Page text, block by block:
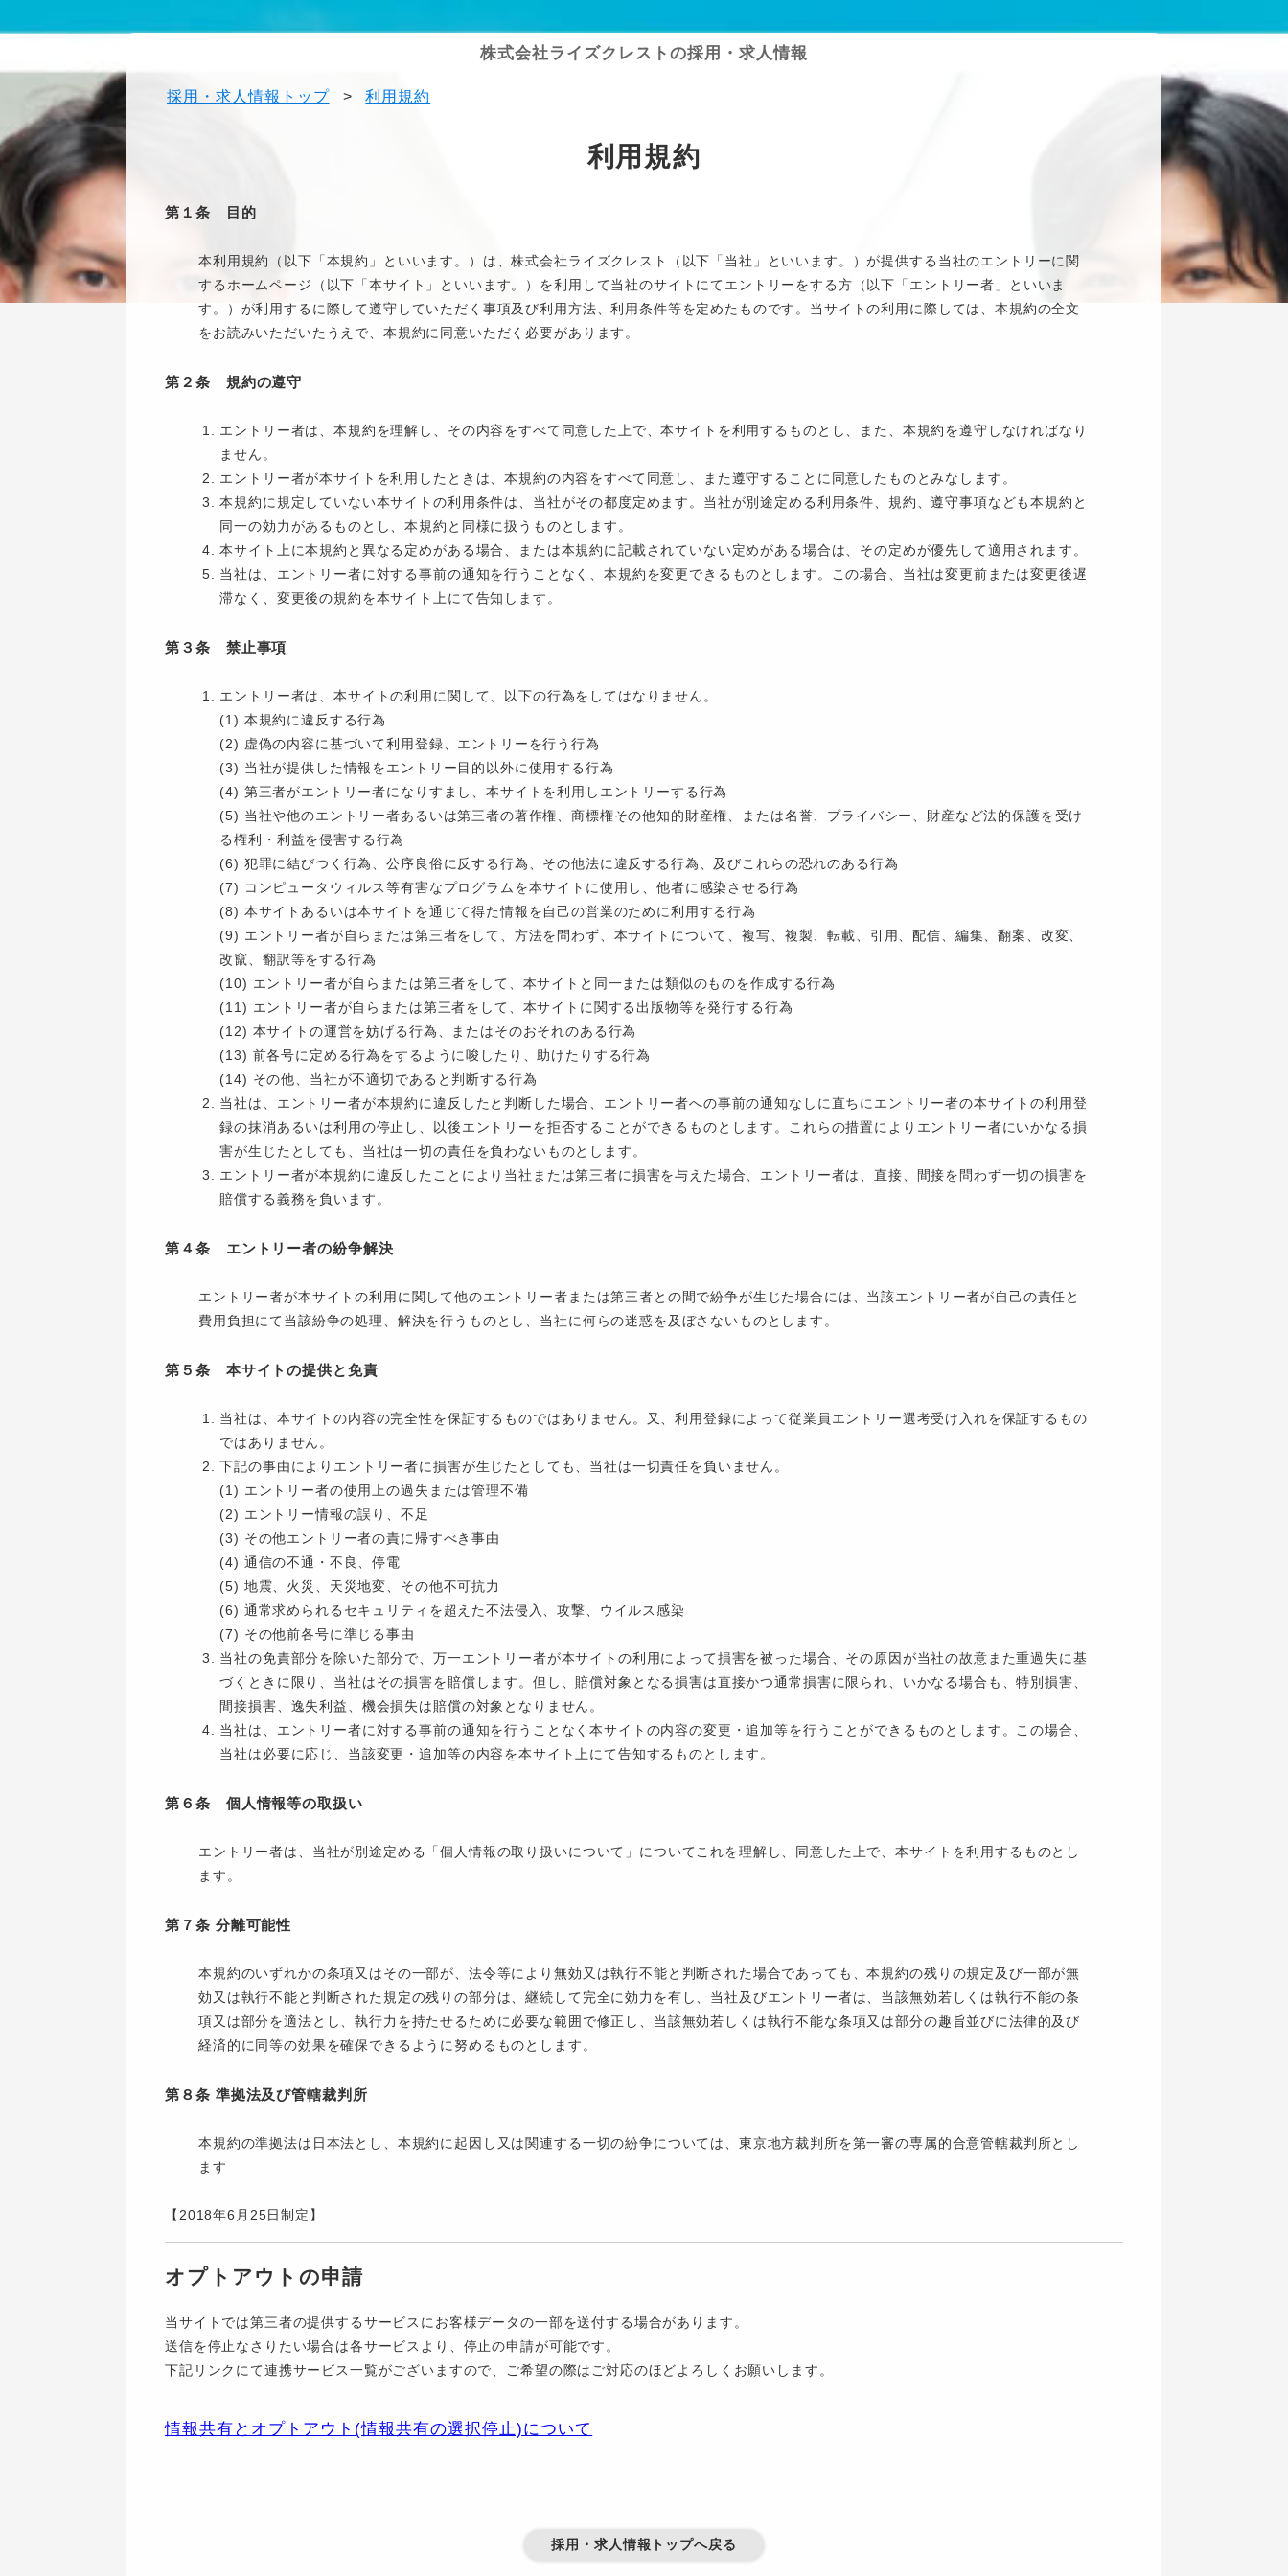
株式会社ライズクレストの採用・求人情報
採用・求人情報トップ > 利用規約
利用規約
第１条 目的
本利用規約（以下「本規約」といいます。）は、株式会社ライズクレスト
（以下「当社」といいます。）が提供する当社のエントリーに関
するホームページ（以下「本サイト」といいます。）を利用して当社のサイトにてエントリーをする方（以下「エントリー者」といいま
す。）が利用するに際して遵守していただく事項及び利用方法、利用条件等を定めたものです。当サイトの利用に際しては、本規約の全文
をお読みいただいたうえで、本規約に同意いただく必要があります。
第２条 規約の遵守
エントリー者は、本規約を理解し、その内容をすべて同意した上で、本サイトを利用するものとし、また、本規約を遵守しなければなり
ません。
エントリー者が本サイトを利用したときは、本規約の内容をすべて同意し、また遵守することに同意したものとみなします。
本規約に規定していない本サイトの利用条件は、当社がその都度定めます。当社が別途定める利用条件、規約、遵守事項なども本規約と
同一の効力があるものとし、本規約と同様に扱うものとします。
本サイト上に本規約と異なる定めがある場合、または本規約に記載されていない定めがある場合は、その定めが優先して適用されます。
当社は、エントリー者に対する事前の通知を行うことなく、本規約を変更できるものとします。この場合、当社は変更前または変更後遅
滞なく、変更後の規約を本サイト上にて告知します。
第３条 禁止事項
エントリー者は、本サイトの利用に関して、以下の行為をしてはなりません。
(1) 本規約に違反する行為
(2) 虚偽の内容に基づいて利用登録、エントリーを行う行為
(3) 当社が提供した情報をエントリー目的以外に使用する行為
(4) 第三者がエントリー者になりすまし、本サイトを利用しエントリーする行為
(5) 当社や他のエントリー者あるいは第三者の著作権、商標権その他知的財産権、または名誉、プライバシー、財産など法的保護を受け
る権利・利益を侵害する行為
(6) 犯罪に結びつく行為、公序良俗に反する行為、その他法に違反する行為、及びこれらの恐れのある行為
(7) コンピュータウィルス等有害なプログラムを本サイトに使用し、他者に感染させる行為
(8) 本サイトあるいは本サイトを通じて得た情報を自己の営業のために利用する行為
(9) エントリー者が自らまたは第三者をして、方法を問わず、本サイトについて、複写、複製、転載、引用、配信、編集、翻案、改変、
改竄、翻訳等をする行為
(10) エントリー者が自らまたは第三者をして、本サイトと同一または類似のものを作成する行為
(11) エントリー者が自らまたは第三者をして、本サイトに関する出版物等を発行する行為
(12) 本サイトの運営を妨げる行為、またはそのおそれのある行為
(13) 前各号に定める行為をするように唆したり、助けたりする行為
(14) その他、当社が不適切であると判断する行為
当社は、エントリー者が本規約に違反したと判断した場合、エントリー者への事前の通知なしに直ちにエントリー者の本サイトの利用登
録の抹消あるいは利用の停止し、以後エントリーを拒否することができるものとします。これらの措置によりエントリー者にいかなる損
害が生じたとしても、当社は一切の責任を負わないものとします。
エントリー者が本規約に違反したことにより当社または第三者に損害を与えた場合、エントリー者は、直接、間接を問わず一切の損害を
賠償する義務を負います。
第４条 エントリー者の紛争解決
エントリー者が本サイトの利用に関して他のエントリー者または第三者との間で紛争が生じた場合には、当該エントリー者が自己の責任と
費用負担にて当該紛争の処理、解決を行うものとし、当社に何らの迷惑を及ぼさないものとします。
第５条 本サイトの提供と免責
当社は、本サイトの内容の完全性を保証するものではありません。又、利用登録によって従業員エントリー選考受け入れを保証するもの
ではありません。
下記の事由によりエントリー者に損害が生じたとしても、当社は一切責任を負いません。
(1) エントリー者の使用上の過失または管理不備
(2) エントリー情報の誤り、不足
(3) その他エントリー者の責に帰すべき事由
(4) 通信の不通・不良、停電
(5) 地震、火災、天災地変、その他不可抗力
(6) 通常求められるセキュリティを超えた不法侵入、攻撃、ウイルス感染
(7) その他前各号に準じる事由
当社の免責部分を除いた部分で、万一エントリー者が本サイトの利用によって損害を被った場合、その原因が当社の故意また重過失に基
づくときに限り、当社はその損害を賠償します。但し、賠償対象となる損害は直接かつ通常損害に限られ、いかなる場合も、特別損害、
間接損害、逸失利益、機会損失は賠償の対象となりません。
当社は、エントリー者に対する事前の通知を行うことなく本サイトの内容の変更・追加等を行うことができるものとします。この場合、
当社は必要に応じ、当該変更・追加等の内容を本サイト上にて告知するものとします。
第６条 個人情報等の取扱い
エントリー者は、当社が別途定める「個人情報の取り扱いについて」についてこれを理解し、同意した上で、本サイトを利用するものとし
ます。
第７条 分離可能性
本規約のいずれかの条項又はその一部が、法令等により無効又は執行不能と判断された場合であっても、本規約の残りの規定及び一部が無
効又は執行不能と判断された規定の残りの部分は、継続して完全に効力を有し、当社及びエントリー者は、当該無効若しくは執行不能の条
項又は部分を適法とし、執行力を持たせるために必要な範囲で修正し、当該無効若しくは執行不能な条項又は部分の趣旨並びに法律的及び
経済的に同等の効果を確保できるように努めるものとします。
第８条 準拠法及び管轄裁判所
本規約の準拠法は日本法とし、本規約に起因し又は関連する一切の紛争については、東京地方裁判所を第一審の専属的合意管轄裁判所とし
ます
【2018年6月25日制定】
オプトアウトの申請
当サイトでは第三者の提供するサービスにお客様データの一部を送付する場合があります。
送信を停止なさりたい場合は各サービスより、停止の申請が可能です。
下記リンクにて連携サービス一覧がございますので、ご希望の際はご対応のほどよろしくお願いします。
情報共有とオプトアウト(情報共有の選択停止)について
採用・求人情報トップへ戻る